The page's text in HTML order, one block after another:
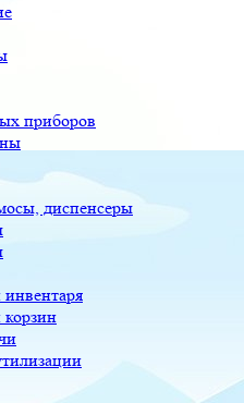
приборов
диспенсеры